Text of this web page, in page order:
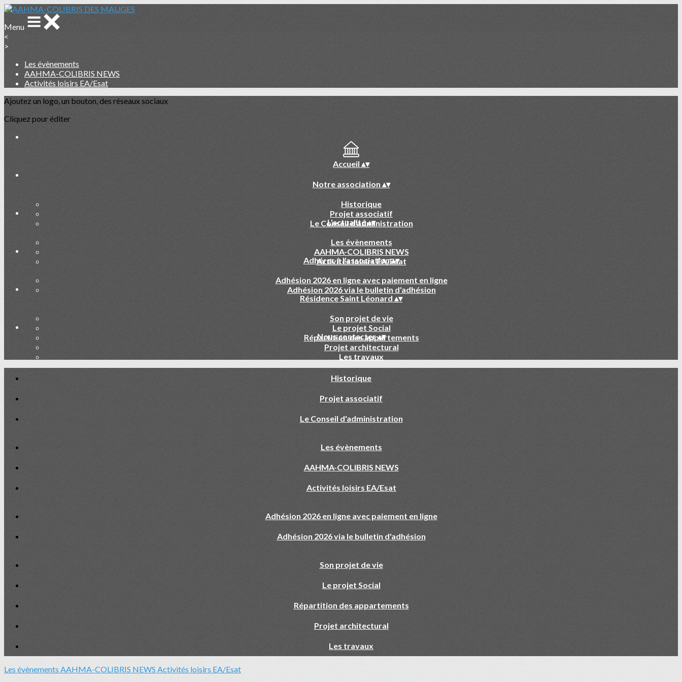
Menu
<
>
Les évènements
AAHMA-COLIBRIS NEWS
Activités loisirs EA/Esat
Ajoutez un logo, un bouton, des réseaux sociaux
Cliquez pour éditer
Accueil ▴▾
Notre association ▴▾
Historique
Projet associatif
Le Conseil d'administration
L'actualité▴▾
Les évènements
AAHMA-COLIBRIS NEWS
Activités loisirs EA/Esat
Adhérer à l'association▴▾
Adhésion 2026 en ligne avec paiement en ligne
Adhésion 2026 via le bulletin d'adhésion
Résidence Saint Léonard ▴▾
Son projet de vie
Le projet Social
Répartition des appartements
Projet architectural
Les travaux
Nous contacter▴▾
Historique
Projet associatif
Le Conseil d'administration
Les évènements
AAHMA-COLIBRIS NEWS
Activités loisirs EA/Esat
Adhésion 2026 en ligne avec paiement en ligne
Adhésion 2026 via le bulletin d'adhésion
Son projet de vie
Le projet Social
Répartition des appartements
Projet architectural
Les travaux
Les évènements AAHMA-COLIBRIS NEWS Activités loisirs EA/Esat